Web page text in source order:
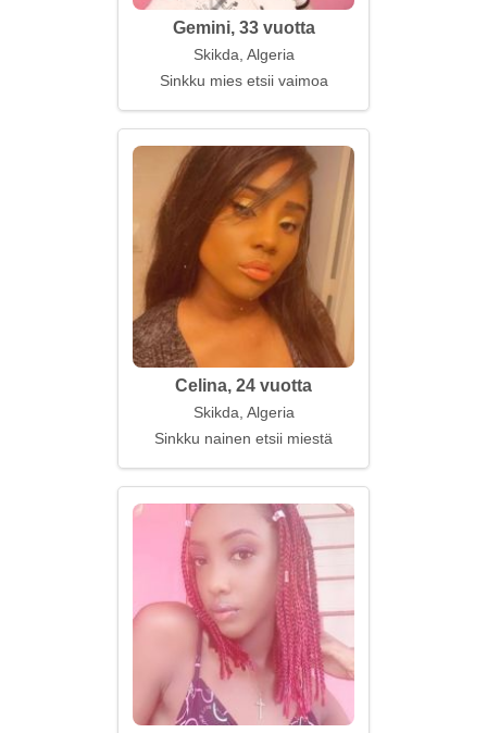
Gemini, 33 vuotta
Skikda, Algeria
Sinkku mies etsii vaimoa
Celina, 24 vuotta
Skikda, Algeria
Sinkku nainen etsii miestä